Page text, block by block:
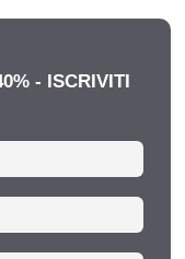
- ISCRIVITI